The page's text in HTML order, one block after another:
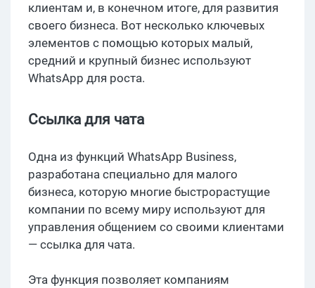
клиентам и, в конечном итоге, для развития
своего бизнеса. Вот несколько ключевых
элементов с помощью которых малый,
средний и крупный бизнес используют
WhatsApp для роста.
Ссылка для чата
Одна из функций WhatsApp Business,
разработана специально для малого
бизнеса, которую многие быстрорастущие
компании по всему миру используют для
управления общением со своими клиентами
— ссылка для чата.
Эта функция позволяет компаниям